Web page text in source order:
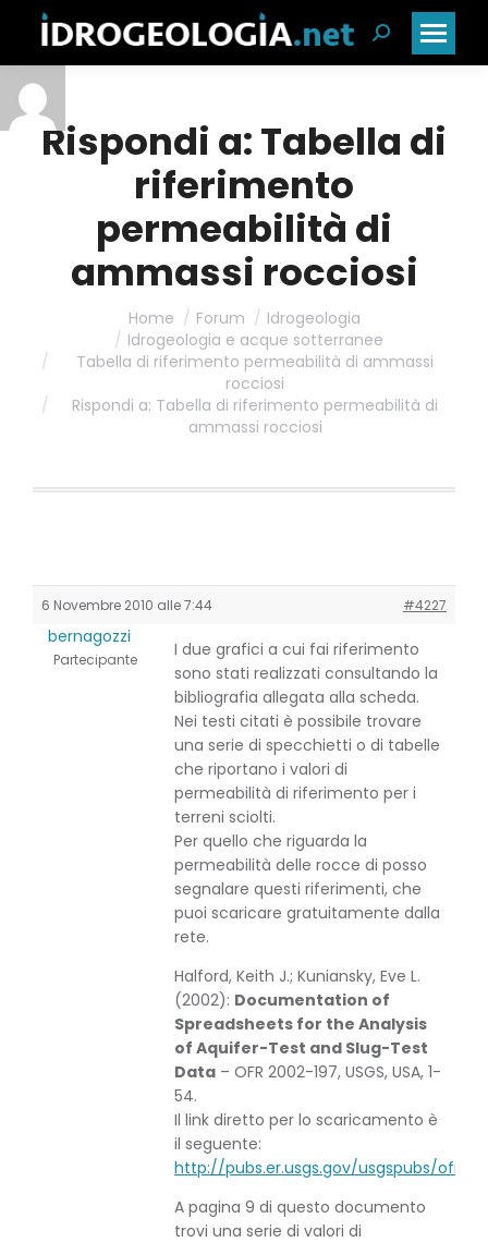
Cerca:
Rispondi a: Tabella di
riferimento
permeabilità di
ammassi rocciosi
Home Forum
Idrogeologia
Idrogeologia e acque sotterranee
Tabella di riferimento permeabilità di ammassi
rocciosi
Rispondi a: Tabella di riferimento permeabilità di
ammassi rocciosi
6 Novembre 2010 alle 7:44 #4227
bernagozzi
Partecipante
I due grafici a cui fai riferimento
sono stati realizzati consultando la
bibliografia allegata alla scheda.
Nei testi citati è possibile trovare
una serie di specchietti o di tabelle
che riportano i valori di
permeabilità di riferimento per i
terreni sciolti.
Per quello che riguarda la
permeabilità delle rocce di posso
segnalare questi riferimenti, che
puoi scaricare gratuitamente dalla
rete.
Halford, Keith J.; Kuniansky, Eve L.
(2002): Documentation of
Spreadsheets for the Analysis
of Aquifer-Test and Slug-Test
Data – OFR 2002-197, USGS, USA, 1-
54.
Il link diretto per lo scaricamento è
il seguente:
http://pubs.er.usgs.gov/usgspubs/ofr/
A pagina 9 di questo documento
trovi una serie di valori di